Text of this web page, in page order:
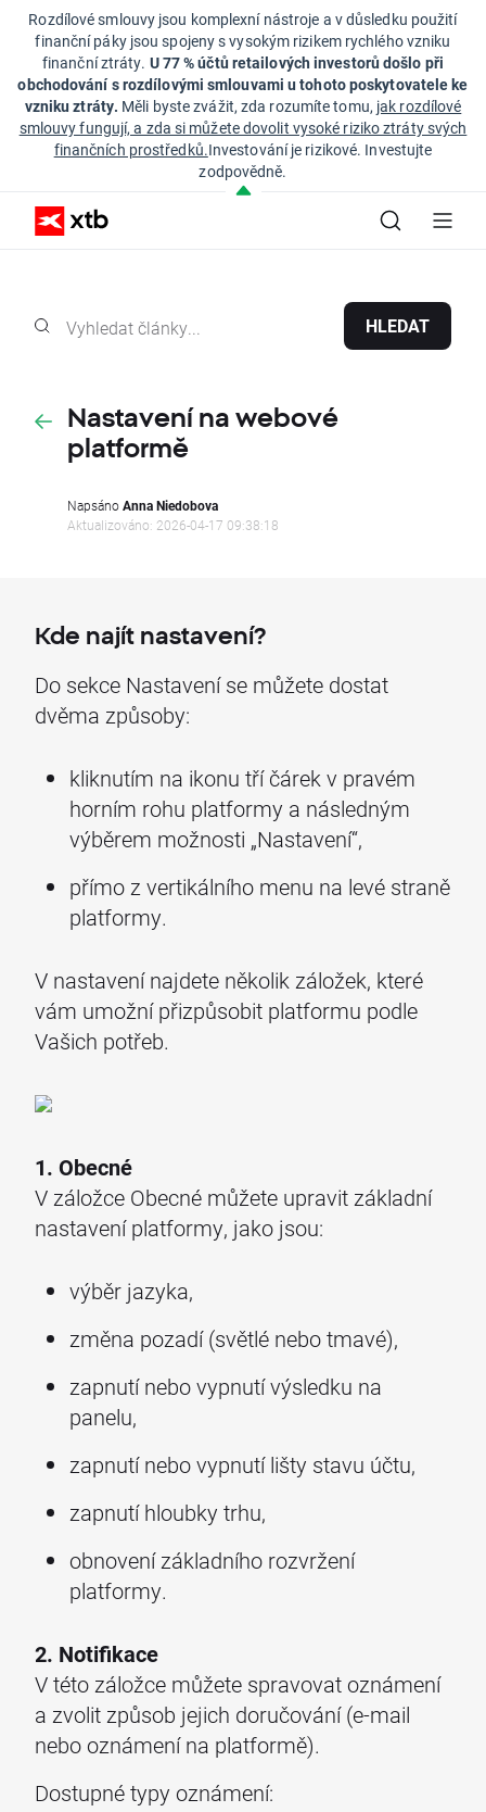
Rozdílové smlouvy jsou komplexní nástroje a v důsledku použití
finanční páky jsou spojeny s vysokým rizikem rychlého vzniku
finanční ztráty. U 77 % účtů retailových investorů došlo při
obchodování s rozdílovými smlouvami u tohoto poskytovatele ke
vzniku ztráty. Měli byste zvážit, zda rozumíte tomu, jak rozdílové
smlouvy fungují, a zda si můžete dovolit vysoké riziko ztráty svých
finančních prostředků.Investování je rizikové. Investujte
zodpovědně.
HLEDAT
Nastavení na webové
platformě
NapsánoAnna Niedobova
Aktualizováno: 2026-04-17 09:38:18
Kde najít nastavení?
Do sekce Nastavení se můžete dostat
dvěma způsoby:
kliknutím na ikonu tří čárek v pravém
horním rohu platformy a následným
výběrem možnosti „Nastavení“,
přímo z vertikálního menu na levé straně
platformy.
V nastavení najdete několik záložek, které
vám umožní přizpůsobit platformu podle
Vašich potřeb.
1. Obecné
V záložce Obecné můžete upravit základní
nastavení platformy, jako jsou:
výběr jazyka,
změna pozadí (světlé nebo tmavé),
zapnutí nebo vypnutí výsledku na
panelu,
zapnutí nebo vypnutí lišty stavu účtu,
zapnutí hloubky trhu,
obnovení základního rozvržení
platformy.
2. Notifikace
V této záložce můžete spravovat oznámení
a zvolit způsob jejich doručování (e-mail
nebo oznámení na platformě).
Dostupné typy oznámení: